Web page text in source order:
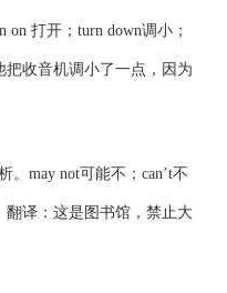
打开；turn down调小；
把收音机调小了一点，因为
may not可能不；can’t不
翻译：这是图书馆，禁止大